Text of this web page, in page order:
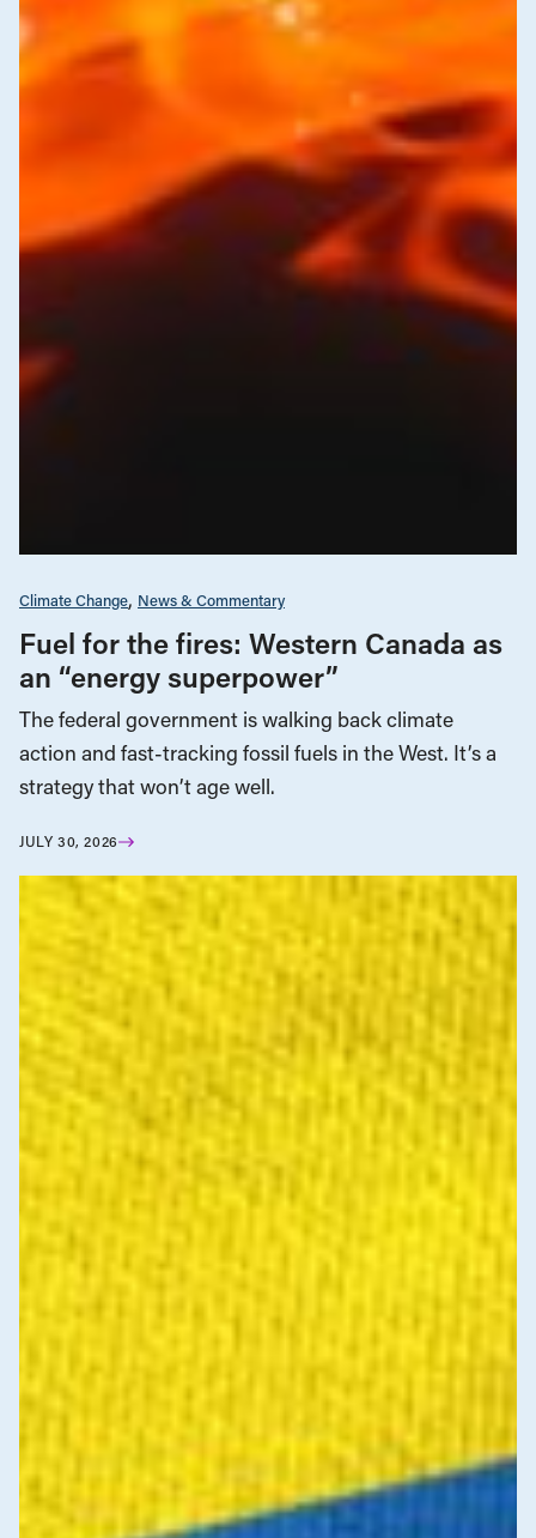
Climate Change News & Commentary
Fuel for the fires: Western Canada as
an “energy superpower”
The federal government is walking back climate
action and fast-tracking fossil fuels in the West. It’s a
strategy that won’t age well.
JULY 30, 2026